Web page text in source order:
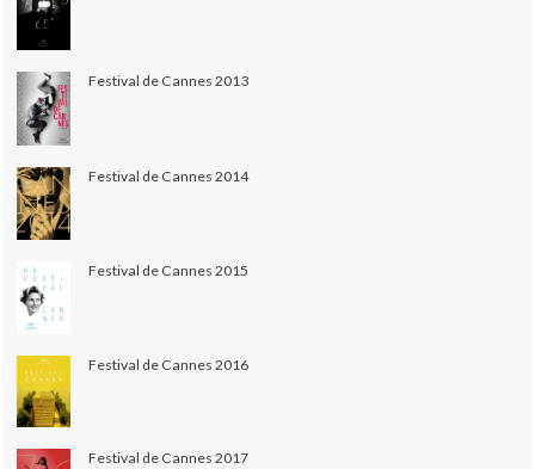
Festival de Cannes 2013
Festival de Cannes 2014
Festival de Cannes 2015
Festival de Cannes 2016
Festival de Cannes 2017